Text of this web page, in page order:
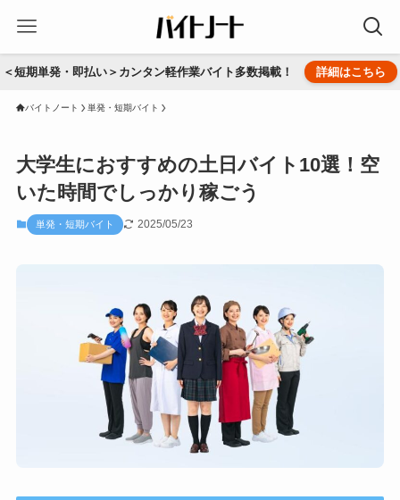
＜短期単発・即払い＞カンタン軽作業バイト多数掲載！ 詳細はこちら
バイトノート 単発・短期バイト
大学生におすすめの土日バイト10選！空
いた時間でしっかり稼ごう
単発・短期バイト 2025/05/23